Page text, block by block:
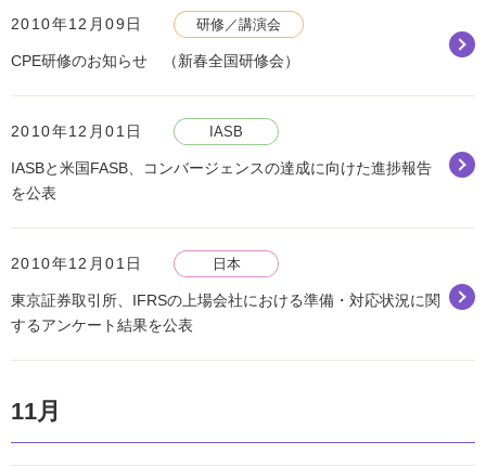
2010年12月09日 研修／講演会
CPE研修のお知らせ （新春全国研修会）
2010年12月01日 IASB
IASBと米国FASB、コンバージェンスの達成に向けた進捗報告
を公表
2010年12月01日 日本
東京証券取引所、IFRSの上場会社における準備・対応状況に関
するアンケート結果を公表
11月